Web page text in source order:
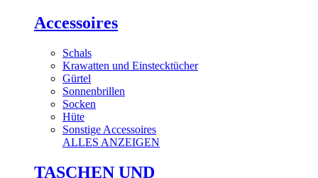
Accessoires
Schals
Krawatten und Einstecktücher
Gürtel
Sonnenbrillen
Socken
Hüte
Sonstige Accessoires
ALLES ANZEIGEN
TASCHEN UND